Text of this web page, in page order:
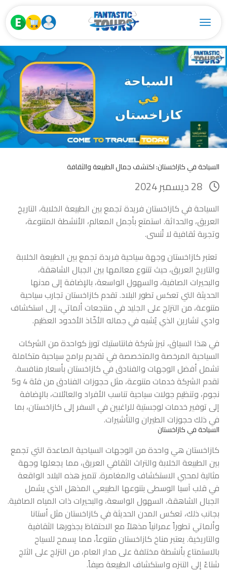
Toggle navigation
السياحة في كازاخستان: اكتشف جمال الطبيعة والثقافة
السياحة في كازاخستان فريدة تجمع بين الطبيعة الخلابة، التاريخ
العريق، والحداثة. استمتع بأجمل المعالم، الأنشطة المتنوعة،
وتجربة ثقافية لا تُنسى.
تعتبر كازاخستان وجهة سياحية فريدة تجمع بين الطبيعة الخلابة
والتاريخ العريق، حيث تتنوع معالمها بين الجبال الشاهقة،
والبحيرات الصافية، والسهول الواسعة، بالإضافة إلى مدنها
الحديثة التي تعكس تطور البلاد. تقدم كازاخستان تجارب سياحية
متنوعة، من التزلج على الجليد في منتجعات ألماتي، إلى استكشاف
وادي تشارين الذي يُشبه في جماله الأخّاذ الأخدود العظيم.
في هذا السياق، تبرز شركة فانتاستيك تورز كواحدة من الشركات
السياحية المرخصة والمتخصصة في تقديم برامج سياحية متكاملة
تشمل أفضل الوجهات والفنادق في كازاخستان بأسعار منافسة.
تقدم الشركة خدمات متنوعة، مثل حجوزات الفنادق من فئة 4 و5
نجوم، وتنظيم جولات سياحية تناسب الأفراد والعائلات، بالإضافة
إلى توفير خدمات لوجستية للراغبين في السفر إلى كازاخستان، بما
في ذلك حجوزات الطيران والتأشيرات.
السياحة في كازاخستان
كازاخستان هي واحدة من الوجهات السياحية الصاعدة التي تجمع
بين الطبيعة الخلابة والتراث الثقافي العريق، مما يجعلها وجهة
مثالية لمحبي الاستكشاف والمغامرة. تتميز هذه البلاد الواقعة
في قلب آسيا الوسطى بتنوعها الطبيعي المذهل الذي يشمل
الجبال الشاهقة، السهول الواسعة، والبحيرات ذات المياه الصافية.
بجانب ذلك، تعكس المدن الحديثة في كازاخستان مثل أستانا
وألماتي تطوراً عمرانياً مذهلاً مع الاحتفاظ بجذورها الثقافية
والتاريخية. يعتبر مناخ كازاخستان متنوعاً، مما يسمح للسياح
بالاستمتاع بأنشطة مختلفة على مدار العام، من التزلج على الثلج
شتاءً إلى التنزه واستكشاف الطبيعة صيفاً.